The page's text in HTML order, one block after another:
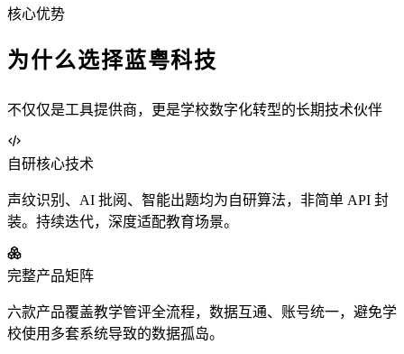
核心优势
为什么选择蓝粤科技
不仅仅是工具提供商，更是学校数字化转型的长期技术伙伴
自研核心技术
声纹识别、AI 批阅、智能出题均为自研算法，非简单 API 封
装。持续迭代，深度适配教育场景。
完整产品矩阵
六款产品覆盖教学管评全流程，数据互通、账号统一，避免学
校使用多套系统导致的数据孤岛。